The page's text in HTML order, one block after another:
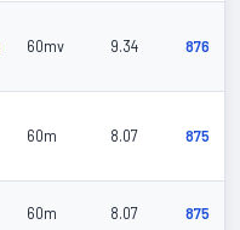
60mv 9.34 876
60m 8.07 875
60m 8.07 875